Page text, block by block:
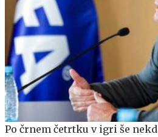
Po črnem četrtku v igri še